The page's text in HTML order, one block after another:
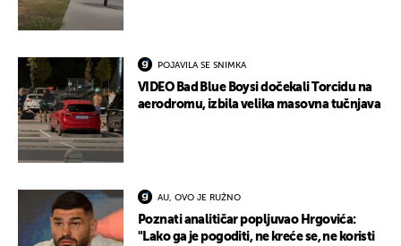
POJAVILA SE SNIMKA
VIDEO Bad Blue Boysi dočekali Torcidu na
aerodromu, izbila velika masovna tučnjava
AU, OVO JE RUŽNO
Poznati analitičar popljuvao Hrgovića:
"Lako ga je pogoditi, ne kreće se, ne koristi